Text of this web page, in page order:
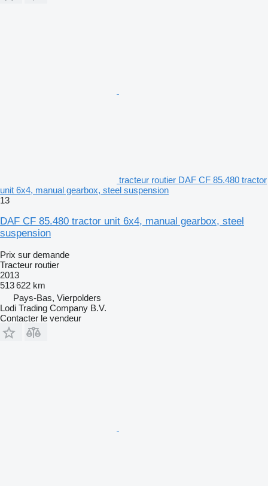
tracteur routier DAF CF 85.480 tractor
unit 6x4, manual gearbox, steel suspension
13
DAF CF 85.480 tractor unit 6x4, manual gearbox, steel
suspension
Prix sur demande
Tracteur routier
2013
513 622 km
Pays-Bas, Vierpolders
Lodi Trading Company B.V.
Contacter le vendeur